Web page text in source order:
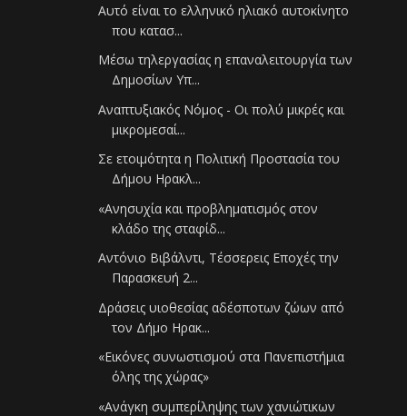
Αυτό είναι το ελληνικό ηλιακό αυτοκίνητο
που κατασ...
Μέσω τηλεργασίας η επαναλειτουργία των
Δημοσίων Υπ...
Αναπτυξιακός Νόμος - Οι πολύ μικρές και
μικρομεσαί...
Σε ετοιμότητα η Πολιτική Προστασία του
Δήμου Ηρακλ...
«Ανησυχία και προβληματισμός στον
κλάδο της σταφίδ...
Αντόνιο Βιβάλντι, Τέσσερεις Εποχές την
Παρασκευή 2...
Δράσεις υιοθεσίας αδέσποτων ζώων από
τον Δήμο Ηρακ...
«Εικόνες συνωστισμού στα Πανεπιστήμια
όλης της χώρας»
«Ανάγκη συμπερίληψης των χανιώτικων